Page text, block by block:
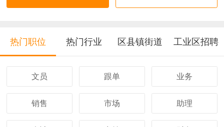
热门职位 热门行业 区县镇街道 工业区招聘
文员 跟单 业务
销售 市场 助理